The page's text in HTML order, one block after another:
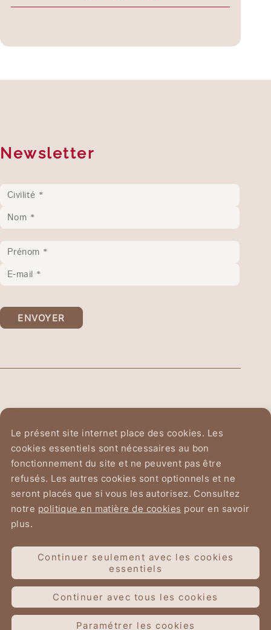
Saint-Sépulcre de Jérusalem
Avenue du Chant d'Oiseau 2
1150 Bruxelles
Newsletter
ENVOYER
Conditions d’utilisation
Données personnelles
Cookies
Organica fecit
Le présent site internet place des cookies. Les
cookies essentiels sont nécessaires au bon
fonctionnement du site et ne peuvent pas être
refusés. Les autres cookies sont optionnels et ne
seront placés que si vous les autorisez. Consultez
notre politique en matière de cookies pour en savoir
plus.
Continuer seulement avec les cookies
essentiels
Continuer avec tous les cookies
Paramétrer les cookies